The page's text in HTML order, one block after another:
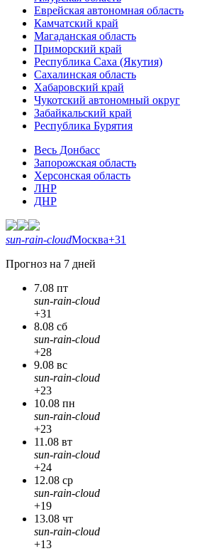
Еврейская автономная область
Камчатский край
Магаданская область
Приморский край
Республика Саха (Якутия)
Сахалинская область
Хабаровский край
Чукотский автономный округ
Забайкальский край
Республика Бурятия
Весь Донбасс
Запорожская область
Херсонская область
ЛНР
ДНР
sun-rain-cloudМосква+31
Прогноз на 7 дней
7.08 пт
sun-rain-cloud
+31
8.08 сб
sun-rain-cloud
+28
9.08 вс
sun-rain-cloud
+23
10.08 пн
sun-rain-cloud
+23
11.08 вт
sun-rain-cloud
+24
12.08 ср
sun-rain-cloud
+19
13.08 чт
sun-rain-cloud
+13